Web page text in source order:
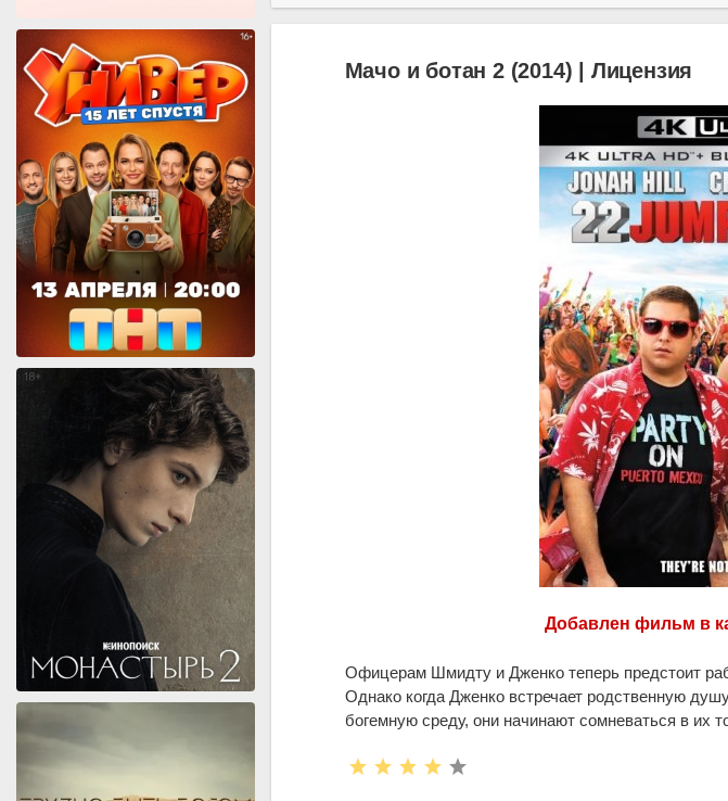
Мачо и ботан 2 (2014) | Лицензия
Добавлен фильм в
Офицерам Шмидту и Дженко теперь предстоит
Однако когда Дженко встречает родственную
богемную среду, они начинают сомневаться в их